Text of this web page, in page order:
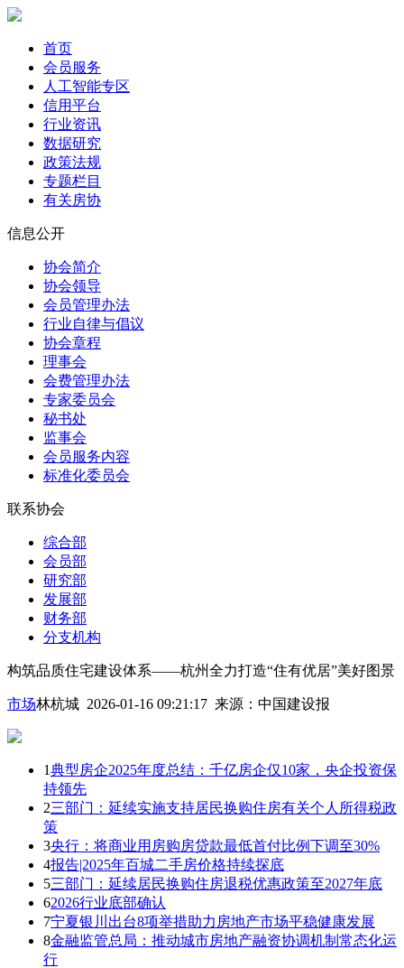
首页
会员服务
人工智能专区
信用平台
行业资讯
数据研究
政策法规
专题栏目
有关房协
信息公开
协会简介
协会领导
会员管理办法
行业自律与倡议
协会章程
理事会
会费管理办法
专家委员会
秘书处
监事会
会员服务内容
标准化委员会
联系协会
综合部
会员部
研究部
发展部
财务部
分支机构
构筑品质住宅建设体系——杭州全力打造“住有优居”美好图景
市场林杭城 2026-01-16 09:21:17 来源： 中国建设报
1典型房企2025年度总结：千亿房企仅10家，央企投资保
持领先
2三部门：延续实施支持居民换购住房有关个人所得税政
策
3央行：将商业用房购房贷款最低首付比例下调至30%
4报告|2025年百城二手房价格持续探底
5三部门：延续居民换购住房退税优惠政策至2027年底
62026行业底部确认
7宁夏银川出台8项举措助力房地产市场平稳健康发展
8金融监管总局：推动城市房地产融资协调机制常态化运
行